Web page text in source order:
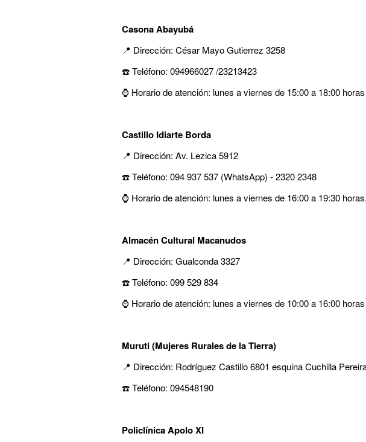
Casona Abayubá
📍 Dirección: César Mayo Gutierrez 3258
☎️ Teléfono: 094966027 /23213423
⌚ Horario de atención: lunes a viernes de 15:00 a 18:00 horas
Castillo Idiarte Borda
📍 Dirección: Av. Lezica 5912
☎️ Teléfono: 094 937 537 (WhatsApp) - 2320 2348
⌚ Horario de atención: lunes a viernes de 16:00 a 19:30
Almacén Cultural Macanudos
📍 Dirección: Gualconda 3327
☎️ Teléfono: 099 529 834
⌚ Horario de atención: lunes a viernes de 10:00 a 16:00 horas
Muruti (Mujeres Rurales de la Tierra)
📍 Dirección: Rodríguez Castillo 6801 esquina Cuchilla
☎️ Teléfono: 094548190
Policlínica Apolo XI